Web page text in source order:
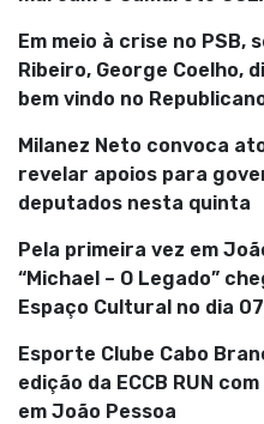
Em meio à crise no
Ribeiro, George Coelho,
bem vindo no
Milanez Neto convoca
revelar apoios para
deputados nesta quinta
Pela primeira vez em
“Michael – O Legado”
Espaço Cultural no dia
Esporte Clube Cabo
edição da ECCB RUN
em João Pessoa